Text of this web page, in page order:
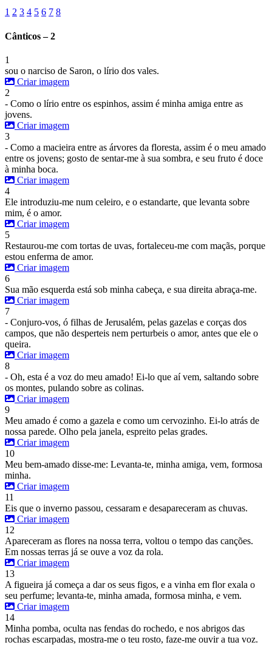
1 2 3 4 5 6 7 8
Cânticos – 2
1
sou o narciso de Saron, o lírio dos vales.
Criar imagem
2
- Como o lírio entre os espinhos, assim é minha amiga entre as
jovens.
Criar imagem
3
- Como a macieira entre as árvores da floresta, assim é o meu amado
entre os jovens; gosto de sentar-me à sua sombra, e seu fruto é doce
à minha boca.
Criar imagem
4
Ele introduziu-me num celeiro, e o estandarte, que levanta sobre
mim, é o amor.
Criar imagem
5
Restaurou-me com tortas de uvas, fortaleceu-me com maçãs, porque
estou enferma de amor.
Criar imagem
6
Sua mão esquerda está sob minha cabeça, e sua direita abraça-me.
Criar imagem
7
- Conjuro-vos, ó filhas de Jerusalém, pelas gazelas e corças dos
campos, que não desperteis nem perturbeis o amor, antes que ele o
queira.
Criar imagem
8
- Oh, esta é a voz do meu amado! Ei-lo que aí vem, saltando sobre
os montes, pulando sobre as colinas.
Criar imagem
9
Meu amado é como a gazela e como um cervozinho. Ei-lo atrás de
nossa parede. Olho pela janela, espreito pelas grades.
Criar imagem
10
Meu bem-amado disse-me: Levanta-te, minha amiga, vem, formosa
minha.
Criar imagem
11
Eis que o inverno passou, cessaram e desapareceram as chuvas.
Criar imagem
12
Apareceram as flores na nossa terra, voltou o tempo das canções.
Em nossas terras já se ouve a voz da rola.
Criar imagem
13
A figueira já começa a dar os seus figos, e a vinha em flor exala o
seu perfume; levanta-te, minha amada, formosa minha, e vem.
Criar imagem
14
Minha pomba, oculta nas fendas do rochedo, e nos abrigos das
rochas escarpadas, mostra-me o teu rosto, faze-me ouvir a tua voz.